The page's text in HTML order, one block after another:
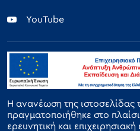
YouTube
Η ανανέωση της ιστοσελίδας
πραγματοποιήθηκε στο
ερευνητική και